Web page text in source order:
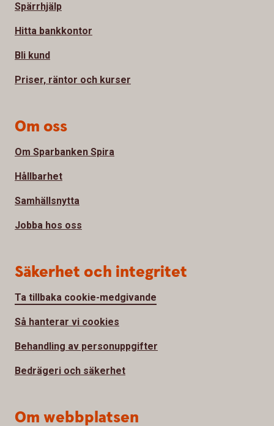
Spärrhjälp
Hitta bankkontor
Bli kund
Priser, räntor och kurser
Om oss
Om Sparbanken Spira
Hållbarhet
Samhällsnytta
Jobba hos oss
Säkerhet och integritet
Ta tillbaka cookie-medgivande
Så hanterar vi cookies
Behandling av personuppgifter
Bedrägeri och säkerhet
Om webbplatsen